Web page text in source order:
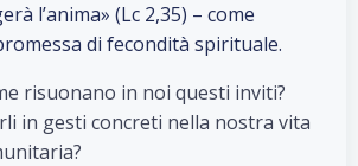
l’anima» (Lc 2,35) – come
di fecondità spirituale.
risuonano in noi questi inviti?
in gesti concreti nella nostra vita